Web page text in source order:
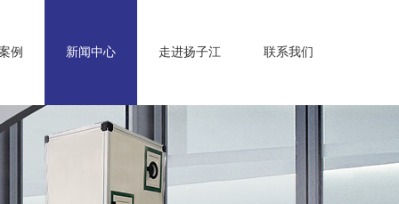
例 新闻中心 走进扬子江 联系我们